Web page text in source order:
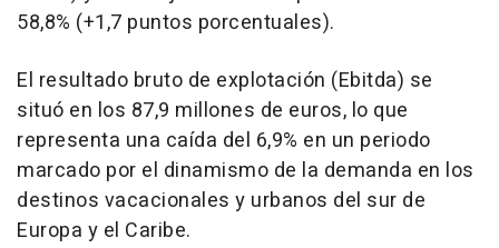
58,8% (+1,7 puntos porcentuales).
El resultado bruto de explotación (Ebitda) se
situó en los 87,9 millones de euros, lo que
representa una caída del 6,9% en un periodo
marcado por el dinamismo de la demanda en los
destinos vacacionales y urbanos del sur de
Europa y el Caribe.